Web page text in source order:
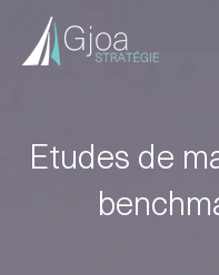
Etudes de